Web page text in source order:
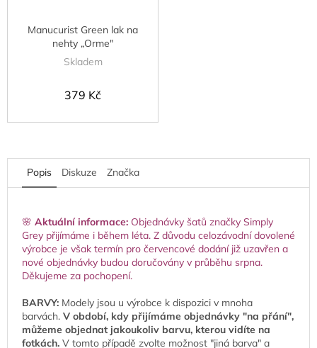
Manucurist Green lak na
nehty „Orme"
Skladem
379 Kč
Popis Diskuze Značka
🌸 Aktuální informace: Objednávky šatů značky Simply
Grey přijímáme i během léta. Z důvodu celozávodní dovolené
výrobce je však termín pro červencové dodání již uzavřen a
nové objednávky budou doručovány v průběhu srpna.
Děkujeme za pochopení.
BARVY: Modely jsou u výrobce k dispozici v mnoha
barvách. V období, kdy přijímáme objednávky "na přání",
můžeme objednat jakoukoliv barvu, kterou vidíte na
fotkách. V tomto případě zvolte možnost "jiná barva" a